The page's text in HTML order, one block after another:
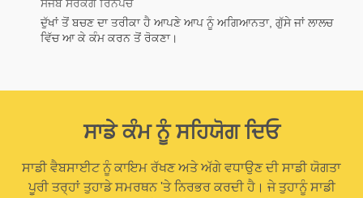
ਸੇਂਜਬ ਸੇਰਕੋਂਗ ਰਿਨਪੋਚੇ
ਦੁੱਖਾਂ ਤੋਂ ਬਚਣ ਦਾ ਤਰੀਕਾ ਹੈ ਆਪਣੇ ਆਪ ਨੂੰ ਅਗਿਆਨਤਾ, ਗੁੱਸੇ ਜਾਂ ਲਾਲਚ
ਵਿੱਚ ਆ ਕੇ ਕੰਮ ਕਰਨ ਤੋਂ ਰੋਕਣਾ।
ਸਾਡੇ ਕੰਮ ਨੂੰ ਸਹਿਯੋਗ ਦਿਓ
ਸਾਡੀ ਵੈਬਸਾਈਟ ਨੂੰ ਕਾਇਮ ਰੱਖਣ ਅਤੇ ਅੱਗੇ ਵਧਾਉਣ ਦੀ ਸਾਡੀ ਯੋਗਤਾ
ਪੂਰੀ ਤਰ੍ਹਾਂ ਤੁਹਾਡੇ ਸਮਰਥਨ 'ਤੇ ਨਿਰਭਰ ਕਰਦੀ ਹੈ। ਜੇ ਤੁਹਾਨੂੰ ਸਾਡੀ